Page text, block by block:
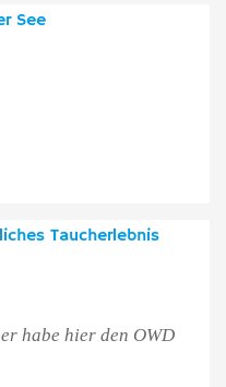
See
Taucherlebnis
habe hier den OWD